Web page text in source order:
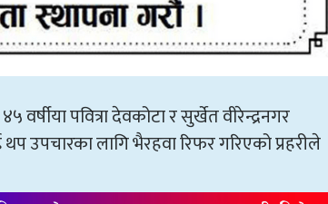
पवित्रा देवकोटा र सुर्खेत वीरेन्द्रनगर
उपचारका लागि भैरहवा रिफर गरिएको प्रहरीले